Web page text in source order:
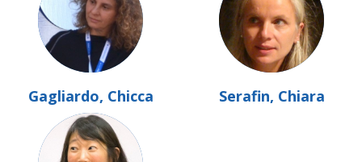
Gagliardo, Chicca Serafin, Chiara